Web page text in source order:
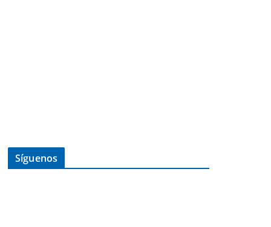
Síguenos